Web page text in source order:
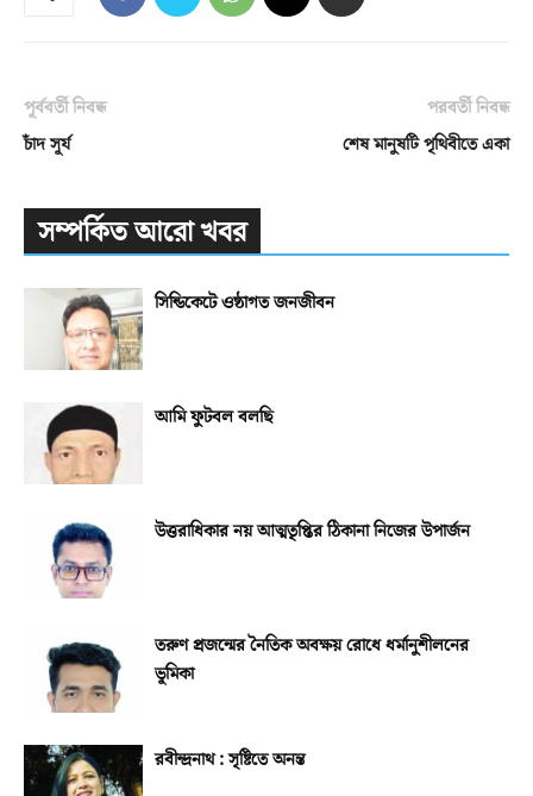
পূর্ববর্তী নিবন্ধ
চাঁদ সূর্য
পরবর্তী নিবন্ধ
শেষ মানুষটি পৃথিবীতে একা
সম্পর্কিত আরো খবর
সিন্ডিকেটে ওষ্ঠাগত জনজীবন
আমি ফুটবল বলছি
উত্তরাধিকার নয় আত্মতৃপ্তির ঠিকানা নিজের উপার্জন
তরুণ প্রজন্মের নৈতিক অবক্ষয় রোধে ধর্মানুশীলনের
ভূমিকা
রবীন্দ্রনাথ : সৃষ্টিতে অনন্ত